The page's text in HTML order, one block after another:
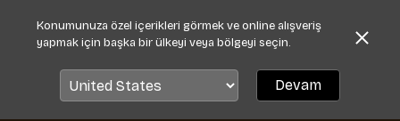
Konumunuza özel içerikleri görmek ve online alışveriş
yapmak için başka bir ülkeyi veya bölgeyi seçin.
Devam